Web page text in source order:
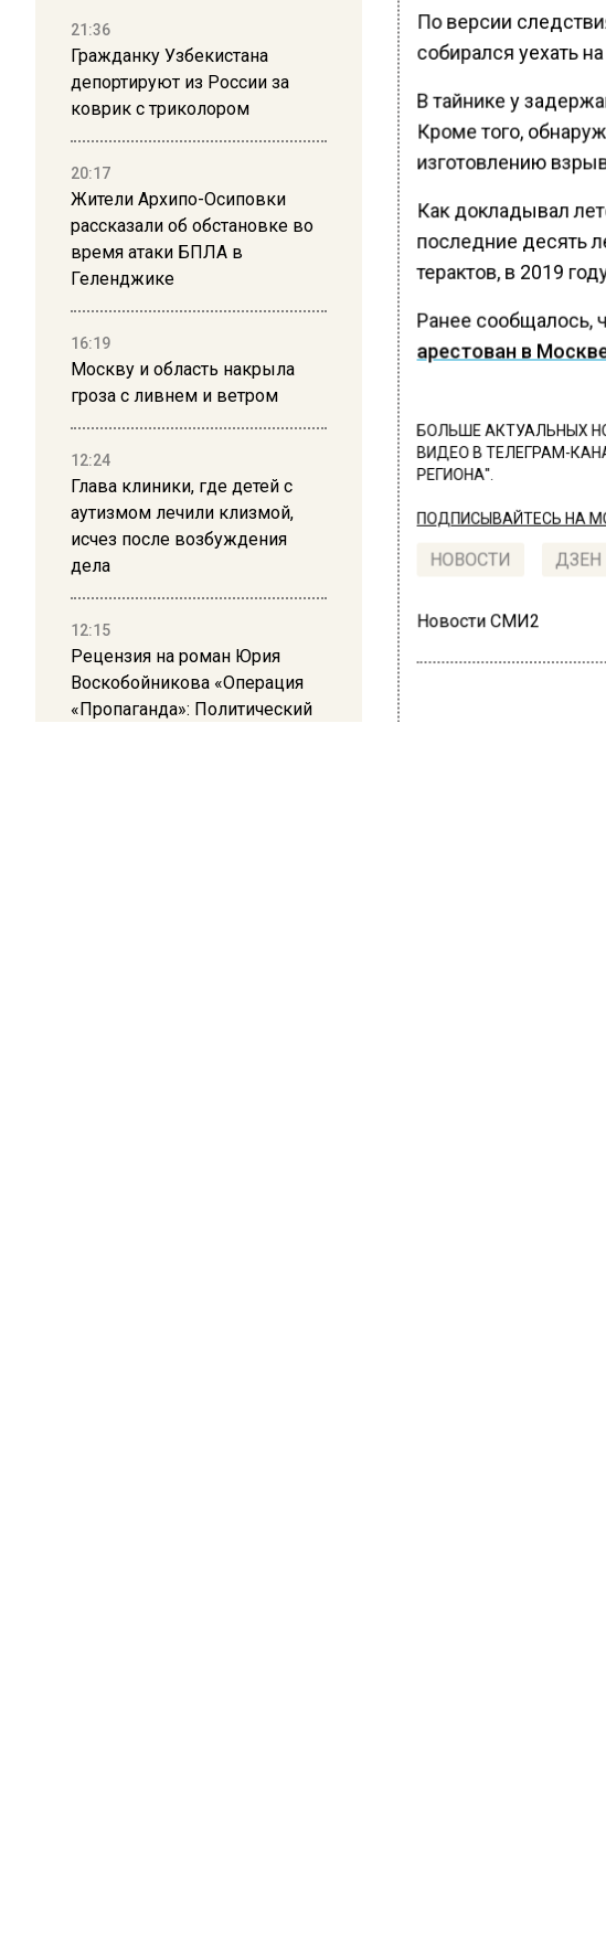
21:36
Гражданку Узбекистана
депортируют из России за
коврик с триколором
20:17
Жители Архипо-Осиповки
рассказали об обстановке во
время атаки БПЛА в
Геленджике
16:19
Москву и область накрыла
гроза с ливнем и ветром
12:24
Глава клиники, где детей с
аутизмом лечили клизмой,
исчез после возбуждения
дела
12:15
Рецензия на роман Юрия
Воскобойникова «Операция
«Пропаганда»: Политический
По версии
собирался уехать
В тайнике у
Кроме того,
изготовлению
Как докладывал
последние десять
терактов, в 2019
Ранее сообщалось,
арестован в
БОЛЬШЕ АКТУАЛЬНЫХ
ВИДЕО В ТЕЛЕГРАМ-
РЕГИОНА".
ПОДПИСЫВАЙТЕСЬ НА
НОВОСТИ ДЗЕН
Новости СМИ2